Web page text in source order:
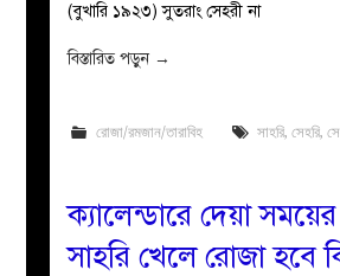
(বুখারি ১৯২৩) সুতরাং সেহরী না
বিস্তারিত পড়ুন →
রোজা/রমজান/তারাবিহ সাহরি, সেহরি,
ক্যালেন্ডারে দেয়া
সাহরি খেলে রোজা হবে